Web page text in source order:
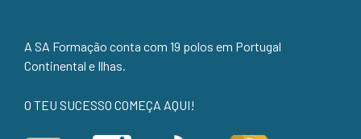
A SA Formação conta com 19 polos em Portugal
Continental e Ilhas.
O TEU SUCESSO COMEÇA AQUI!